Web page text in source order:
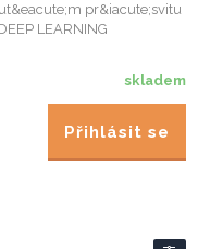
pr&iacute;svitu
LEARNING
skladem
Přihlásit se